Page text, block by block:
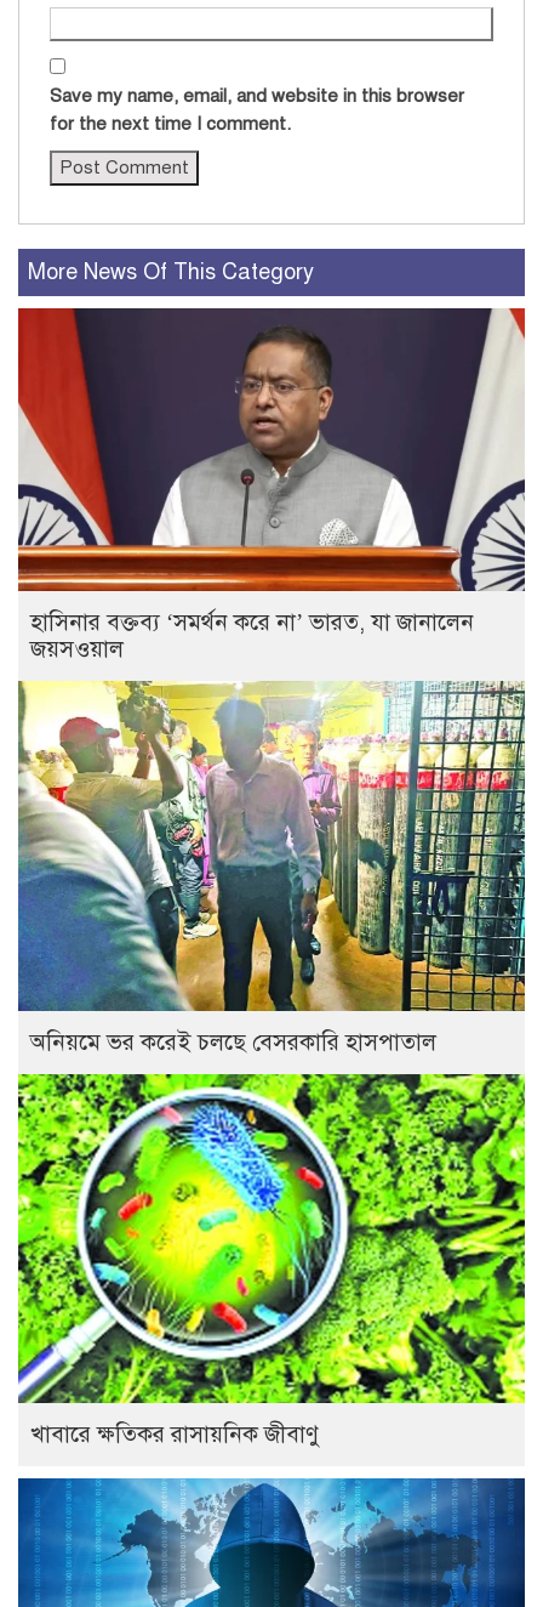
Save my name, email, and website in this browser
for the next time I comment.
More News Of This Category
হাসিনার বক্তব্য ‘সমর্থন করে না’ ভারত, যা জানালেন
জয়সওয়াল
অনিয়মে ভর করেই চলছে বেসরকারি হাসপাতাল
খাবারে ক্ষতিকর রাসায়নিক জীবাণু